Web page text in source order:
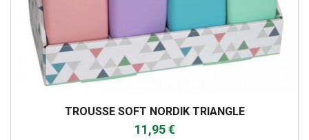
TROUSSE SOFT NORDIK TRIANGLE
11,95 €